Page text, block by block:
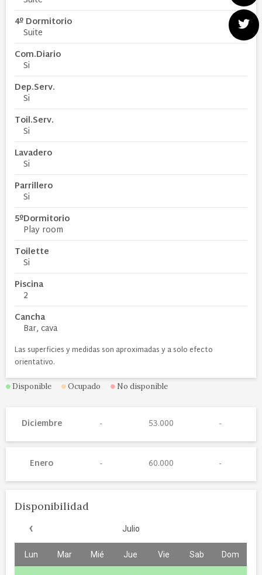
4º Dormitorio
Suite
Com.Diario
Si
Dep.Serv.
Si
Toil.Serv.
Si
Lavadero
Si
Parrillero
Si
5ºDormitorio
Play room
Toilette
Si
Piscina
2
Cancha
Bar, cava
Las superficies y medidas son aproximadas y a solo efecto
orientativo.
Disponible Ocupado No disponible
Diciembre 53.000
Enero 60.000
Disponibilidad
‹ Julio
Lun Mar Mié Jue Vie Sab Dom